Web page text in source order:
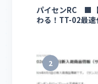
パイセンRC ■【
わる！TT-02最速
2